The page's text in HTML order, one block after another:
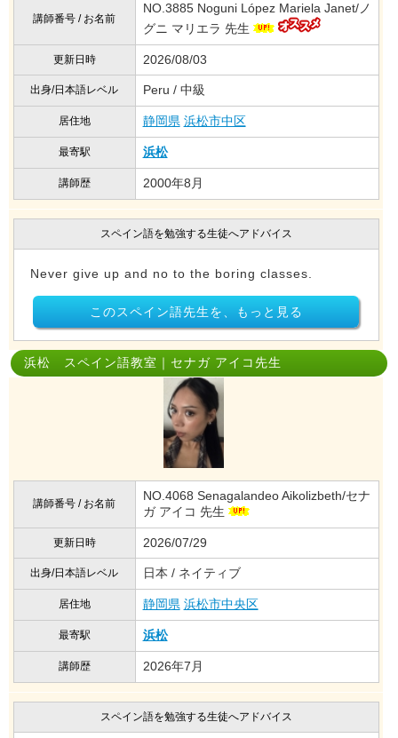
講師番号 / お名前
NO.3885 Noguni López Mariela Janet/ノ
グニ マリエラ 先生
更新日時 2026/08/03
出身/日本語レベル Peru / 中級
居住地 静岡県 浜松市中区
最寄駅 浜松
講師歴 2000年8月
スペイン語を勉強する生徒へアドバイス
Never give up and no to the boring classes.
このスペイン語先生を、もっと見る
浜松 スペイン語教室｜セナガ アイコ先生
講師番号 / お名前
NO.4068 Senagalandeo Aikolizbeth/セナ
ガ アイコ 先生
更新日時 2026/07/29
出身/日本語レベル 日本 / ネイティブ
居住地 静岡県 浜松市中央区
最寄駅 浜松
講師歴 2026年7月
スペイン語を勉強する生徒へアドバイス